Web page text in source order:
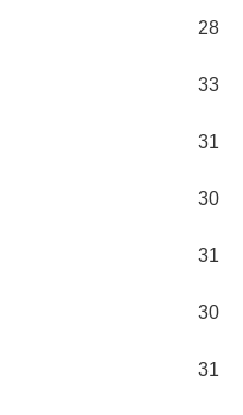
28
33
31
30
31
30
31